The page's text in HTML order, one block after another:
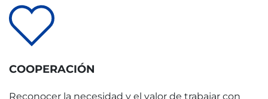
COOPERACIÓN
Reconocer la necesidad y el valor de trabajar con